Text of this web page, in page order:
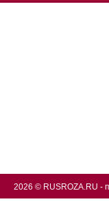
2026 © RUSROZA.RU -